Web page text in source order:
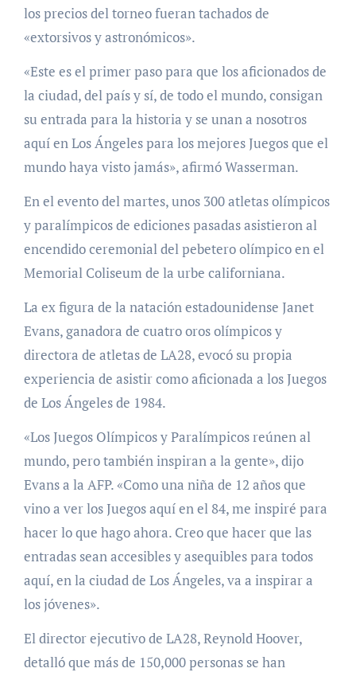
los precios del torneo fueran tachados de
«extorsivos y astronómicos».
«Este es el primer paso para que los aficionados de
la ciudad, del país y sí, de todo el mundo, consigan
su entrada para la historia y se unan a nosotros
aquí en Los Ángeles para los mejores Juegos que el
mundo haya visto jamás», afirmó Wasserman.
En el evento del martes, unos 300 atletas olímpicos
y paralímpicos de ediciones pasadas asistieron al
encendido ceremonial del pebetero olímpico en el
Memorial Coliseum de la urbe californiana.
La ex figura de la natación estadounidense Janet
Evans, ganadora de cuatro oros olímpicos y
directora de atletas de LA28, evocó su propia
experiencia de asistir como aficionada a los Juegos
de Los Ángeles de 1984.
«Los Juegos Olímpicos y Paralímpicos reúnen al
mundo, pero también inspiran a la gente», dijo
Evans a la AFP. «Como una niña de 12 años que
vino a ver los Juegos aquí en el 84, me inspiré para
hacer lo que hago ahora. Creo que hacer que las
entradas sean accesibles y asequibles para todos
aquí, en la ciudad de Los Ángeles, va a inspirar a
los jóvenes».
El director ejecutivo de LA28, Reynold Hoover,
detalló que más de 150,000 personas se han